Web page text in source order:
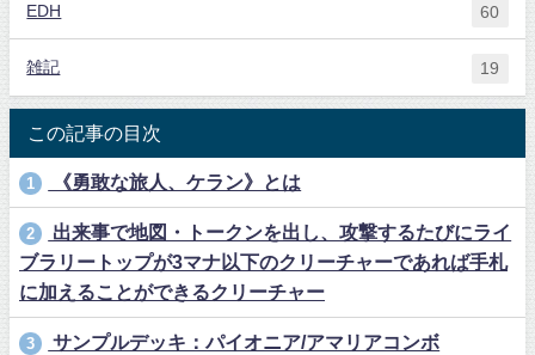
EDH 60
雑記 19
この記事の目次
1 《勇敢な旅人、ケラン》とは
2
出来事で地図・トークンを出し、攻撃するたびにライ
ブラリートップが3マナ以下のクリーチャーであれば手札
に加えることができるクリーチャー
3 サンプルデッキ：パイオニア/アマリアコンボ